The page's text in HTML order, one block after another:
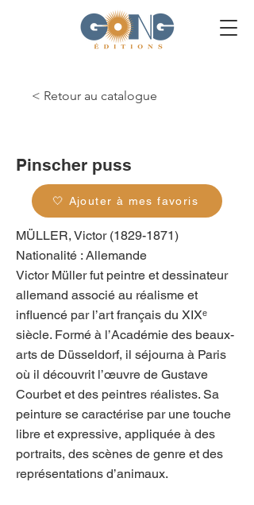
< Retour au catalogue
Pinscher puss
🤍 Ajouter à mes favoris
MÜLLER, Victor (1829-1871)
Nationalité : Allemande
Victor Müller fut peintre et dessinateur
allemand associé au réalisme et
influencé par l’art français du XIXᵉ
siècle. Formé à l’Académie des beaux-
arts de Düsseldorf, il séjourna à Paris
où il découvrit l’œuvre de Gustave
Courbet et des peintres réalistes. Sa
peinture se caractérise par une touche
libre et expressive, appliquée à des
portraits, des scènes de genre et des
représentations d’animaux.